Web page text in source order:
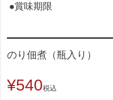
●賞味期限
のり佃煮（瓶入り）
¥540税込